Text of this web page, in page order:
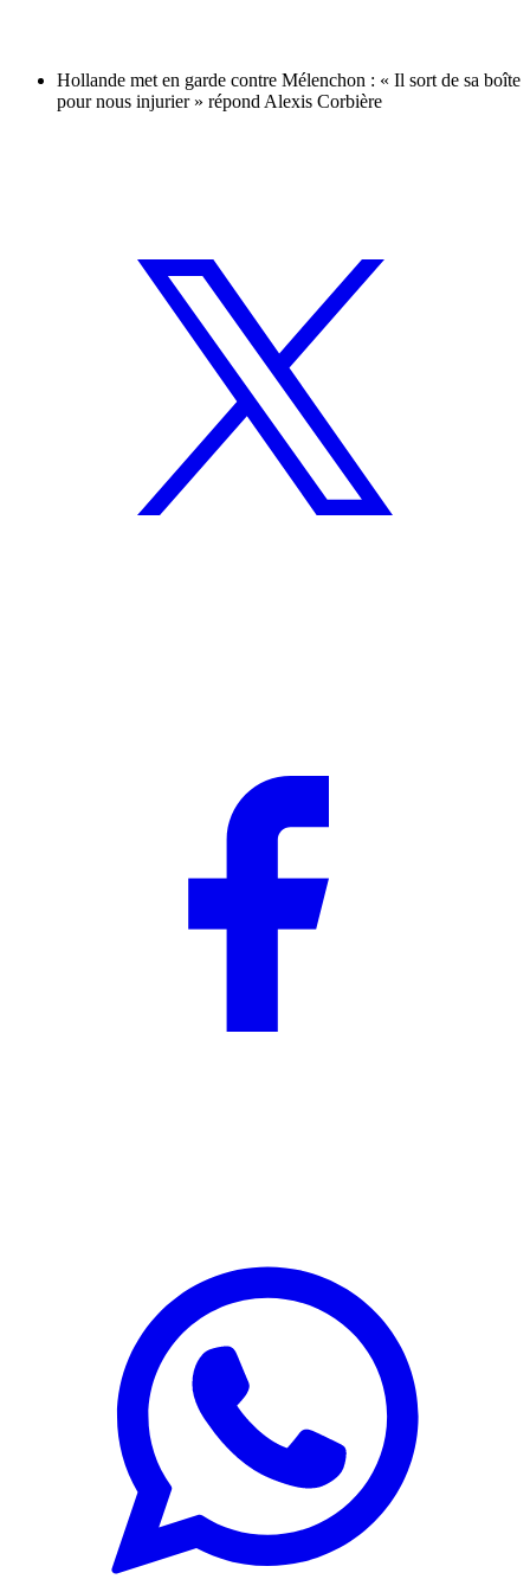
Hollande met en garde contre Mélenchon : « Il sort de sa boîte
pour nous injurier » répond Alexis Corbière